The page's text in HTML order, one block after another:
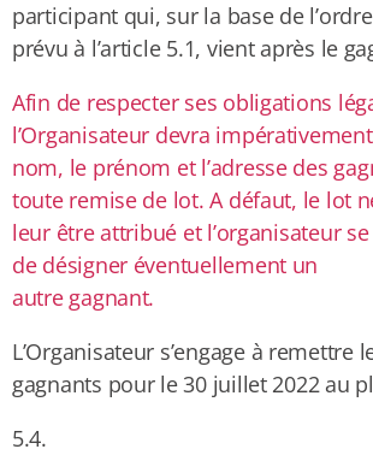
participant qui, sur la base de
prévu à l’article 5.1, vient après le
Afin de respecter ses obligations
l’Organisateur devra
nom, le prénom et l’adresse des
toute remise de lot. A défaut, le lot
leur être attribué et l’organisateur
de désigner éventuellement un
autre gagnant.
L’Organisateur s’engage à remettre
gagnants pour le 30 juillet 2022 au
5.4.